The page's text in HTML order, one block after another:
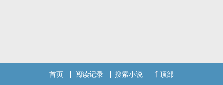
首页 阅读记录 搜索小说 顶部